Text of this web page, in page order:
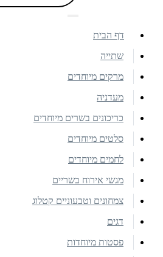
דף הבית
שתייה
מרקים מיוחדים
מעדניה
כריכונים בשרים מיוחדים
סלטים מיוחדים
לחמים מיוחדים
מגשי אירוח בשריים
צמחונים וטבעוניים קטלוג
דגים
פסטות מיוחדות